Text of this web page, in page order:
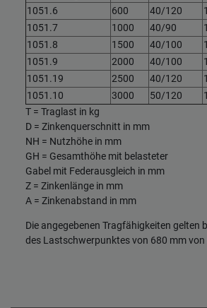
1051.6
600 40/120
1051.7
1000 40/90
1051.8
1500 40/100
1051.9
2000 40/100
1051.19
2500 40/120
1051.10
3000 50/120
T = Traglast in kg
D = Zinkenquerschnitt in mm
NH = Nutzhöhe in mm
GH = Gesamthöhe mit belasteter
Gabel mit Federausgleich in mm
Z = Zinkenlänge in mm
A = Zinkenabstand in mm
Die angegebenen Tragfähigkeiten gelten
des Lastschwerpunktes von 680 mm von